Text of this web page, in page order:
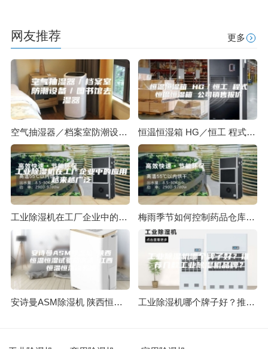
网友推荐 更多
空气抽湿器／档案室防潮设备／图书馆去湿器 恒温恒湿箱 HG／恒工 程式恒温恒湿箱 公司销售报价
工业除湿机在工厂企业中的应用越来越广泛 梅雨季节如何控制药品仓库的湿度，解决方案
安诗曼ASM除湿机 陕西恒温恒湿试验箱调试 江西恒温恒湿试验箱 工业除湿机哪个牌子好？推荐几款工业除湿机品牌？